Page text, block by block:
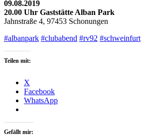
09.08.2019
20.00 Uhr Gaststätte Alban Park
Jahnstraße 4, 97453 Schonungen
#albanpark #clubabend #rv92 #schweinfurt
Teilen mit:
X
Facebook
WhatsApp
Gefällt mir: